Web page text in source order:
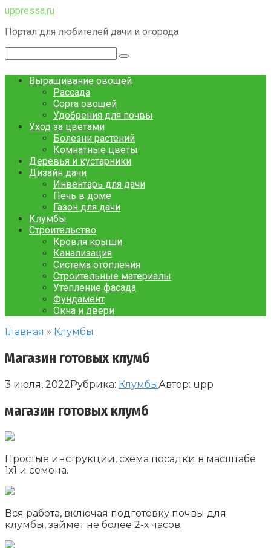
Перейти
контенту
uppressa.ru
Портал для любителей дачи и огорода
Выращивание овощей
Рассада
Сорта овощей
Удобрения для почвы
Уход за цветами
Болезни растений
Комнатные цветы
Деревья и кустарники
Дизайн дачи
Инвентарь для дачи
Печь в доме
Газон для дачи
Клумбы
Строительство
Кровля крыши
Канализация
Система отопления
Строительные материалы
Утепление фасада
Фундамент
Окна и двери
Главная » Клумбы
Магазин готовых клумб
3 июля, 2022Рубрика: КлумбыАвтор: upp
магазин готовых клумб
Простые инструкции, схема посадки в масштабе
1х1 и семена.
Вся работа, включая подготовку почвы для
клумбы, займет не более 2-х часов.